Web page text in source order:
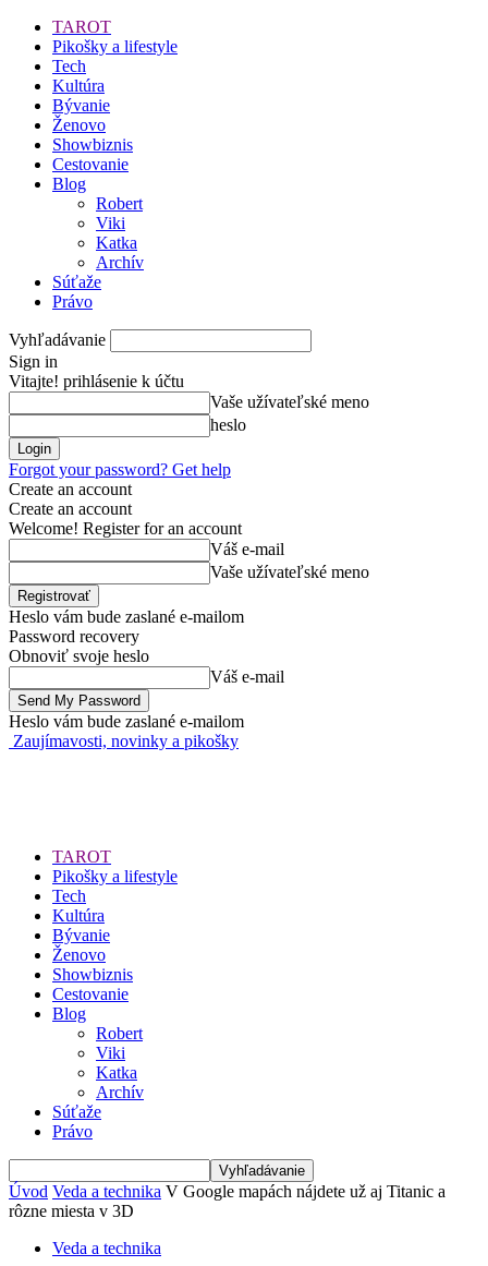
TAROT
Pikošky a lifestyle
Tech
Kultúra
Bývanie
Ženovo
Showbiznis
Cestovanie
Blog
Robert
Viki
Katka
Archív
Súťaže
Právo
Vyhľadávanie
Sign in
Vitajte! prihlásenie k účtu
Vaše užívateľské meno
heslo
Forgot your password? Get help
Create an account
Create an account
Welcome! Register for an account
Váš e-mail
Vaše užívateľské meno
Heslo vám bude zaslané e-mailom
Password recovery
Obnoviť svoje heslo
Váš e-mail
Heslo vám bude zaslané e-mailom
Zaujímavosti, novinky a pikošky
TAROT
Pikošky a lifestyle
Tech
Kultúra
Bývanie
Ženovo
Showbiznis
Cestovanie
Blog
Robert
Viki
Katka
Archív
Súťaže
Právo
Úvod Veda a technika V Google mapách nájdete už aj Titanic a
rôzne miesta v 3D
Veda a technika